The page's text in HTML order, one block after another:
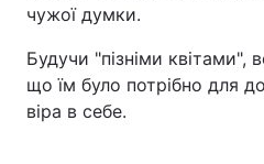
чужої думки.
Будучи "пізніми
що їм було потрібно для
віра в себе.